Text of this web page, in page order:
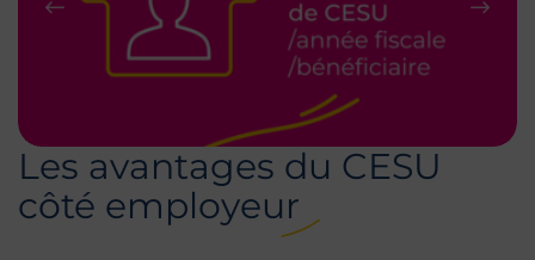
Précédent
Les avantages du CESU
côté employeur